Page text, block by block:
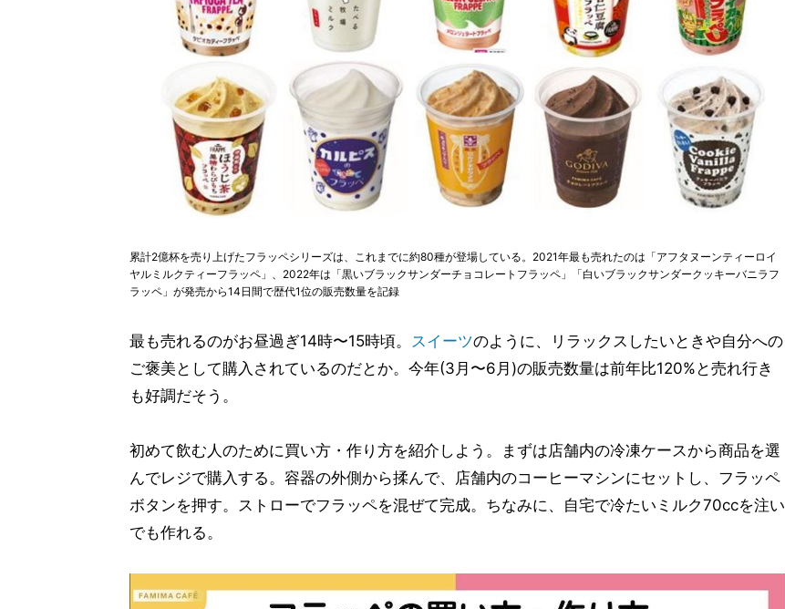
累計2億杯を売り上げたフラッペシリーズは、これまでに約80種が登場している。2021年最も売れたのは「アフタヌーンティーロイ
ヤルミルクティーフラッペ」、2022年は「黒いブラックサンダーチョコレートフラッペ」「白いブラックサンダークッキーバニラフ
ラッペ」が発売から14日間で歴代1位の販売数量を記録
最も売れるのがお昼過ぎ14時〜15時頃。 スイーツのように、リラックスしたいときや自分への
ご褒美として購入されているのだとか。今年(3月〜6月)の販売数量は前年比120%と売れ行き
も好調だそう。
初めて飲む人のために買い方・作り方を紹介しよう。まずは店舗内の冷凍ケースから商品を選
んでレジで購入する。容器の外側から揉んで、店舗内のコーヒーマシンにセットし、フラッペ
ボタンを押す。ストローでフラッペを混ぜて完成。ちなみに、自宅で冷たいミルク70ccを注い
でも作れる。